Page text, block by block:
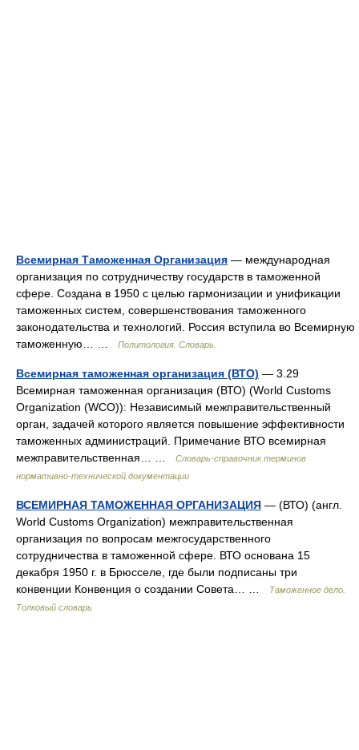
Всемирная Таможенная Организация — международная
организация по сотрудничеству государств в таможенной
сфере. Создана в 1950 с целью гармонизации и унификации
таможенных систем, совершенствования таможенного
законодательства и технологий. Россия вступила во Всемирную
таможенную… …
Политология. Словарь.
Всемирная таможенная организация (ВТО) — 3.29
Всемирная таможенная организация (ВТО) (World Customs
Organization (WCO)): Независимый межправительственный
орган, задачей которого является повышение эффективности
таможенных администраций. Примечание ВТО всемирная
межправительственная… …
Словарь-справочник терминов
нормативно-технической документации
ВСЕМИРНАЯ ТАМОЖЕННАЯ ОРГАНИЗАЦИЯ — (ВТО) (англ.
World Customs Organization) межправительственная
организация по вопросам межгосударственного
сотрудничества в таможенной сфере. ВТО основана 15
декабря 1950 г. в Брюсселе, где были подписаны три
конвенции Конвенция о создании Совета… …
Таможенное дело.
Толковый словарь